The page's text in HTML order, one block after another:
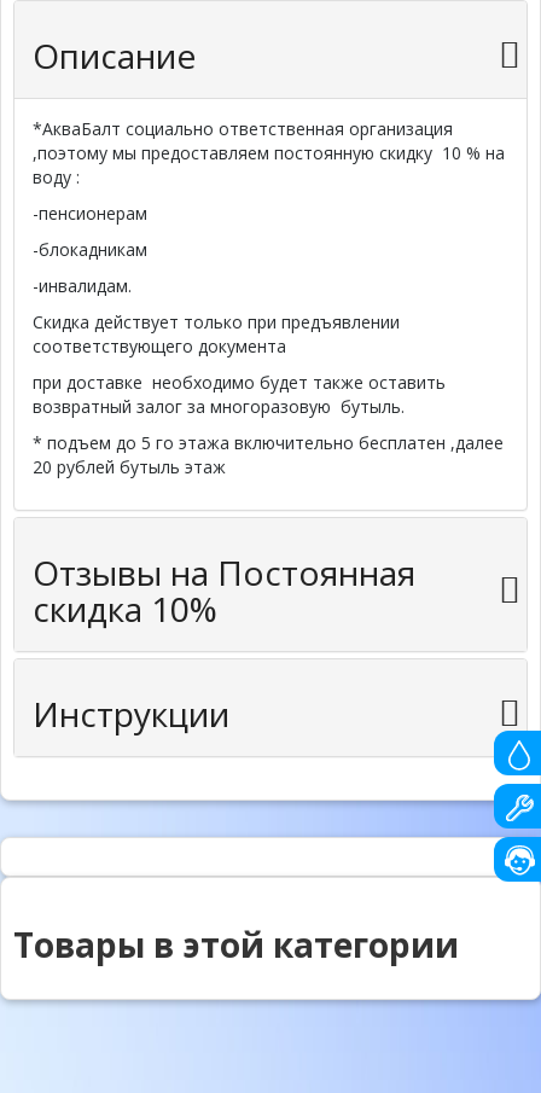
Описание
*АкваБалт социально ответственная организация
,поэтому мы предоставляем постоянную скидку 10 % на
воду :
-пенсионерам
-блокадникам
-инвалидам.
Скидка действует только при предъявлении
соответствующего документа
при доставке необходимо будет также оставить
возвратный залог за многоразовую бутыль.
* подъем до 5 го этажа включительно бесплатен ,далее
20 рублей бутыль этаж
Отзывы на Постоянная
скидка 10%
Инструкции
Товары в этой категории